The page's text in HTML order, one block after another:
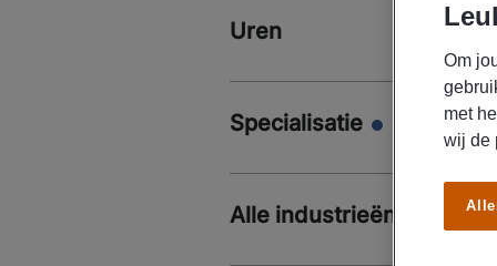
Uren
Specialisatie
Alle industrieën
Om
met
wij de